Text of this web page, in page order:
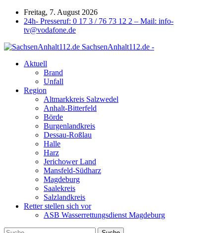
Freitag, 7. August 2026
24h- Presseruf: 0 17 3 / 76 73 12 2 – Mail: info-
tv@vodafone.de
SachsenAnhalt112.de -
Aktuell
Brand
Unfall
Region
Altmarkkreis Salzwedel
Anhalt-Bitterfeld
Börde
Burgenlandkreis
Dessau-Roßlau
Halle
Harz
Jerichower Land
Mansfeld-Südharz
Magdeburg
Saalekreis
Salzlandkreis
Retter stellen sich vor
ASB Wasserrettungsdienst Magdeburg